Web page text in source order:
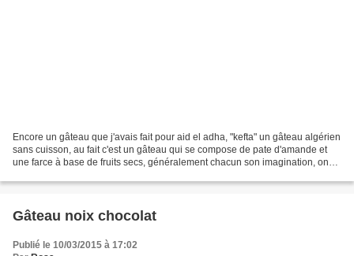
Encore un gâteau que j'avais fait pour aid el adha, "kefta" un gâteau algérien
sans cuisson, au fait c'est un gâteau qui se compose de pate d'amande et
une farce à base de fruits secs, généralement chacun son imagination, on
Gâteau noix chocolat
Publié le 10/03/2015 à 17:02